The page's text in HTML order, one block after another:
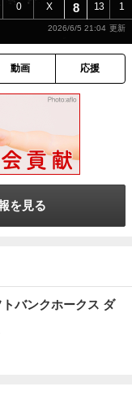
0 X 8 13 1
2026/6/5 21:04
動画 応援
を見る
バンクホークス ダ